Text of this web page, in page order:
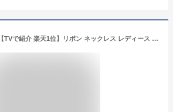
【半額SALE】 【TVで紹介 楽天1位】リボン ネックレス レディース k18 18金 プラチナ 仕上 金属アレルギー 対応 シンプル 普段使い プレゼント 女性 20代 30代 40代 50代 大人 母 彼女 妻 結婚 記念日 誕生日 女友達 ギフト カーブノット【優】【P】